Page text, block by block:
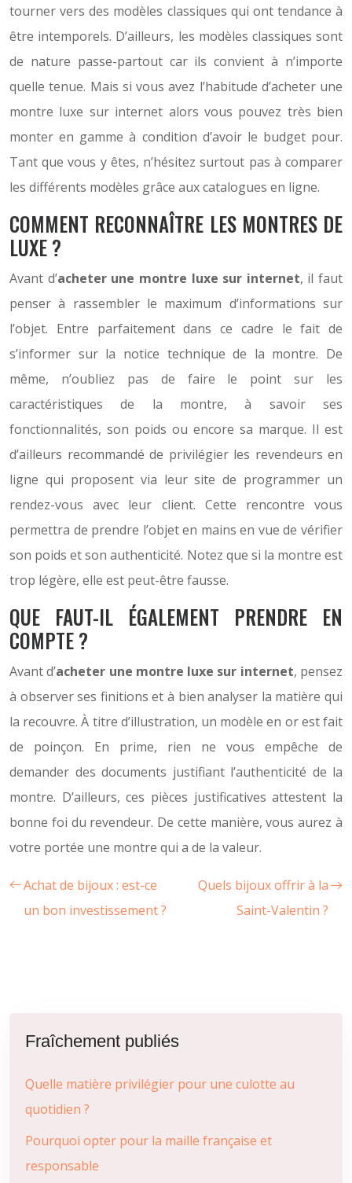
tourner vers des modèles classiques qui ont tendance à
être intemporels. D’ailleurs, les modèles classiques sont
de nature passe-partout car ils convient à n’importe
quelle tenue. Mais si vous avez l’habitude d’acheter une
montre luxe sur internet alors vous pouvez très bien
monter en gamme à condition d’avoir le budget pour.
Tant que vous y êtes, n’hésitez surtout pas à comparer
les différents modèles grâce aux catalogues en ligne.
COMMENT RECONNAÎTRE LES MONTRES DE
LUXE ?
Avant d’acheter une montre luxe sur internet, il faut
penser à rassembler le maximum d’informations sur
l’objet. Entre parfaitement dans ce cadre le fait de
s’informer sur la notice technique de la montre. De
même, n’oubliez pas de faire le point sur les
caractéristiques de la montre, à savoir ses
fonctionnalités, son poids ou encore sa marque. Il est
d’ailleurs recommandé de privilégier les revendeurs en
ligne qui proposent via leur site de programmer un
rendez-vous avec leur client. Cette rencontre vous
permettra de prendre l’objet en mains en vue de vérifier
son poids et son authenticité. Notez que si la montre est
trop légère, elle est peut-être fausse.
QUE FAUT-IL ÉGALEMENT PRENDRE EN
COMPTE ?
Avant d’acheter une montre luxe sur internet, pensez
à observer ses finitions et à bien analyser la matière qui
la recouvre. À titre d’illustration, un modèle en or est fait
de poinçon. En prime, rien ne vous empêche de
demander des documents justifiant l’authenticité de la
montre. D’ailleurs, ces pièces justificatives attestent la
bonne foi du revendeur. De cette manière, vous aurez à
votre portée une montre qui a de la valeur.
Achat de bijoux : est-ce
un bon investissement ?
Quels bijoux offrir à la
Saint-Valentin ?
Fraîchement publiés
Quelle matière privilégier pour une culotte au
quotidien ?
Pourquoi opter pour la maille française et
responsable